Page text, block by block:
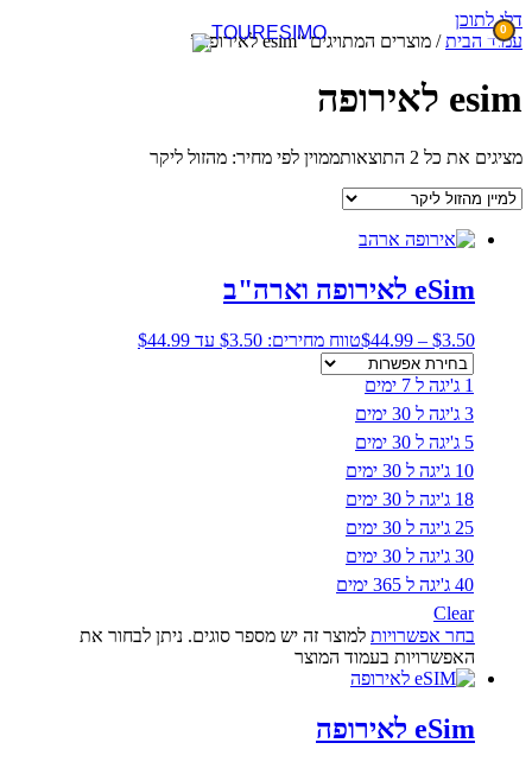
דלג לתוכן
0
עמוד הבית/ מוצרים המתויגים “esim לאירופה”
esim לאירופה
מציגים את כל ⁦2⁩ התוצאות ממוין לפי מחיר: מהזול ליקר
eSim לאירופה וארה"ב
$3.50
–
$44.99 טווח מחירים: ⁦$3.50⁩ עד ⁦$44.99⁩
1 ג'יגה ל 7 ימים
3 ג'יגה ל 30 ימים
5 ג'יגה ל 30 ימים
10 ג'יגה ל 30 ימים
18 ג'יגה ל 30 ימים
25 ג'יגה ל 30 ימים
30 ג'יגה ל 30 ימים
40 ג'יגה ל 365 ימים
Clear
בחר אפשרויות למוצר זה יש מספר סוגים. ניתן לבחור את
האפשרויות בעמוד המוצר
eSim לאירופה